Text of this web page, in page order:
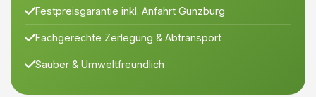
Festpreisgarantie inkl. Anfahrt Gunzburg
Fachgerechte Zerlegung & Abtransport
Sauber & Umweltfreundlich